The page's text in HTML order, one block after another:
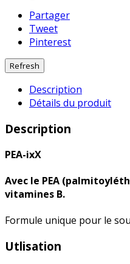
Partager
Tweet
Pinterest
Description
Détails du produit
Description
PEA-ixX
Avec le PEA
vitamines B.
Formule unique pour le
Utlisation